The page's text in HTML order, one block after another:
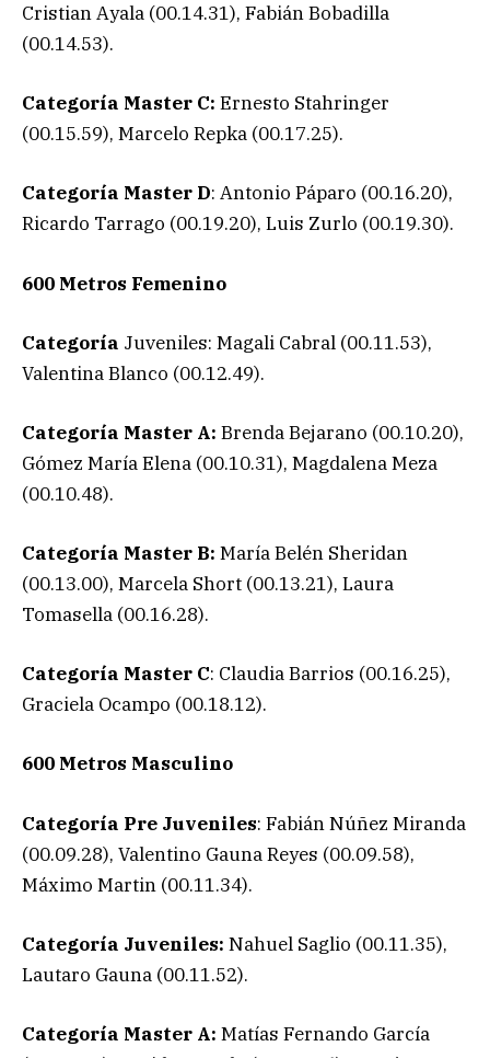
Cristian Ayala (00.14.31), Fabián Bobadilla
(00.14.53).
Categoría Master C: Ernesto Stahringer
(00.15.59), Marcelo Repka (00.17.25).
Categoría Master D: Antonio Páparo (00.16.20),
Ricardo Tarrago (00.19.20), Luis Zurlo (00.19.30).
600 Metros Femenino
Categoría Juveniles: Magali Cabral (00.11.53),
Valentina Blanco (00.12.49).
Categoría Master A: Brenda Bejarano (00.10.20),
Gómez María Elena (00.10.31), Magdalena Meza
(00.10.48).
Categoría Master B: María Belén Sheridan
(00.13.00), Marcela Short (00.13.21), Laura
Tomasella (00.16.28).
Categoría Master C: Claudia Barrios (00.16.25),
Graciela Ocampo (00.18.12).
600 Metros Masculino
Categoría Pre Juveniles: Fabián Núñez Miranda
(00.09.28), Valentino Gauna Reyes (00.09.58),
Máximo Martin (00.11.34).
Categoría Juveniles: Nahuel Saglio (00.11.35),
Lautaro Gauna (00.11.52).
Categoría Master A: Matías Fernando García